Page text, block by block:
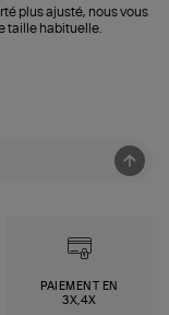
plus ajusté, nous vous
taille habituelle.
PAIEMENT EN
3X,4X